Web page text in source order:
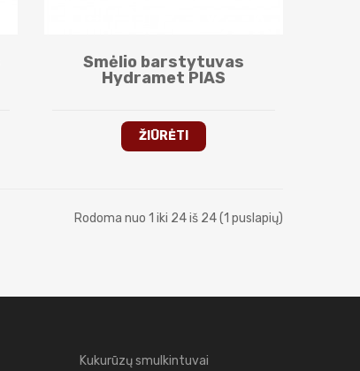
Smėlio barstytuvas
Hydramet PIAS
ŽIŪRĖTI
Rodoma nuo 1 iki 24 iš 24 (1 puslapių)
Kukurūzų smulkintuvai